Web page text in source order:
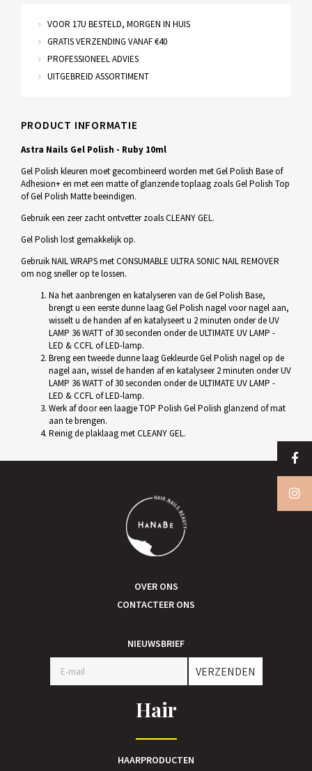
VOOR 17U BESTELD, MORGEN IN HUIS
GRATIS VERZENDING VANAF €40
PROFESSIONEEL ADVIES
UITGEBREID ASSORTIMENT
PRODUCT INFORMATIE
Astra Nails Gel Polish - Ruby 10ml
Gel Polish kleuren moet gecombineerd worden met Gel Polish Base of
Adhesion+ en met een matte of glanzende toplaag zoals Gel Polish Top
of Gel Polish Matte beeindigen.
Gebruik een zeer zacht ontvetter zoals CLEANY GEL.
Gel Polish lost gemakkelijk op.
Gebruik NAIL WRAPS met CONSUMABLE ULTRA SONIC NAIL REMOVER
om nog sneller op te lossen.
Na het aanbrengen en katalyseren van de Gel Polish Base,
brengt u een eerste dunne laag Gel Polish nagel voor nagel aan,
wisselt u de handen af en katalyseert u 2 minuten onder de UV
LAMP 36 WATT of 30 seconden onder de ULTIMATE UV LAMP -
LED & CCFL of LED-lamp.
Breng een tweede dunne laag Gekleurde Gel Polish nagel op de
nagel aan, wissel de handen af en katalyseer 2 minuten onder UV
LAMP 36 WATT of 30 seconden onder de ULTIMATE UV LAMP -
LED & CCFL of LED-lamp.
Werk af door een laagje TOP Polish Gel Polish glanzend of mat
aan te brengen.
Reinig de plaklaag met CLEANY GEL.
OVER ONS
CONTACTEER ONS
NIEUWSBRIEF
VERZENDEN
Hair
HAARPRODUCTEN